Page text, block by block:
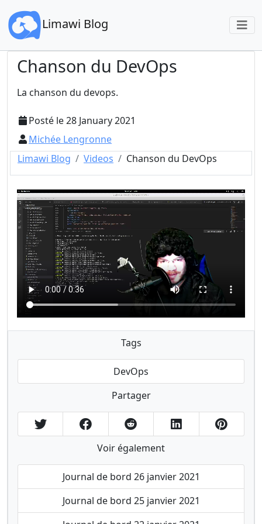
Limawi Blog
Chanson du DevOps
La chanson du devops.
Posté le28 January 2021
Michée Lengronne
Limawi Blog
Videos Chanson du DevOps
Tags
DevOps
Partager
Voir également
Journal de bord 26 janvier 2021
Journal de bord 25 janvier 2021